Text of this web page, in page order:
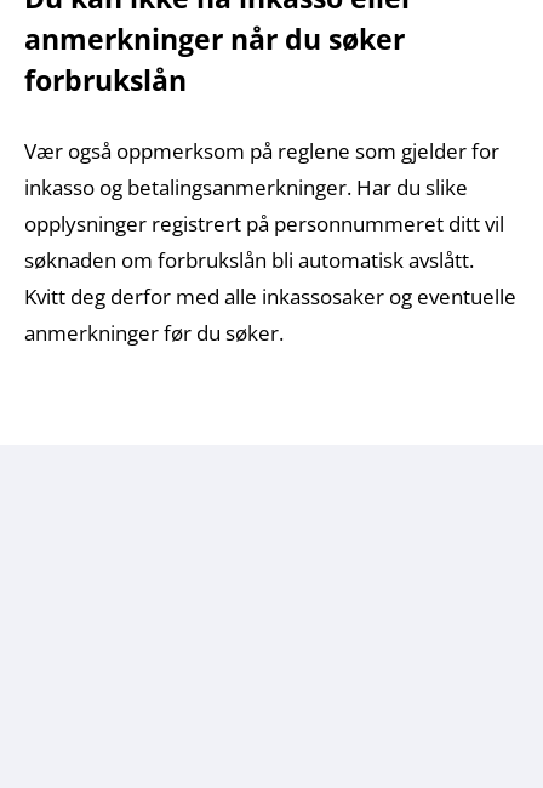
anmerkninger når du søker
forbrukslån
Vær også oppmerksom på reglene som gjelder for
inkasso og betalingsanmerkninger. Har du slike
opplysninger registrert på personnummeret ditt vil
søknaden om forbrukslån bli automatisk avslått.
Kvitt deg derfor med alle inkassosaker og eventuelle
anmerkninger før du søker.